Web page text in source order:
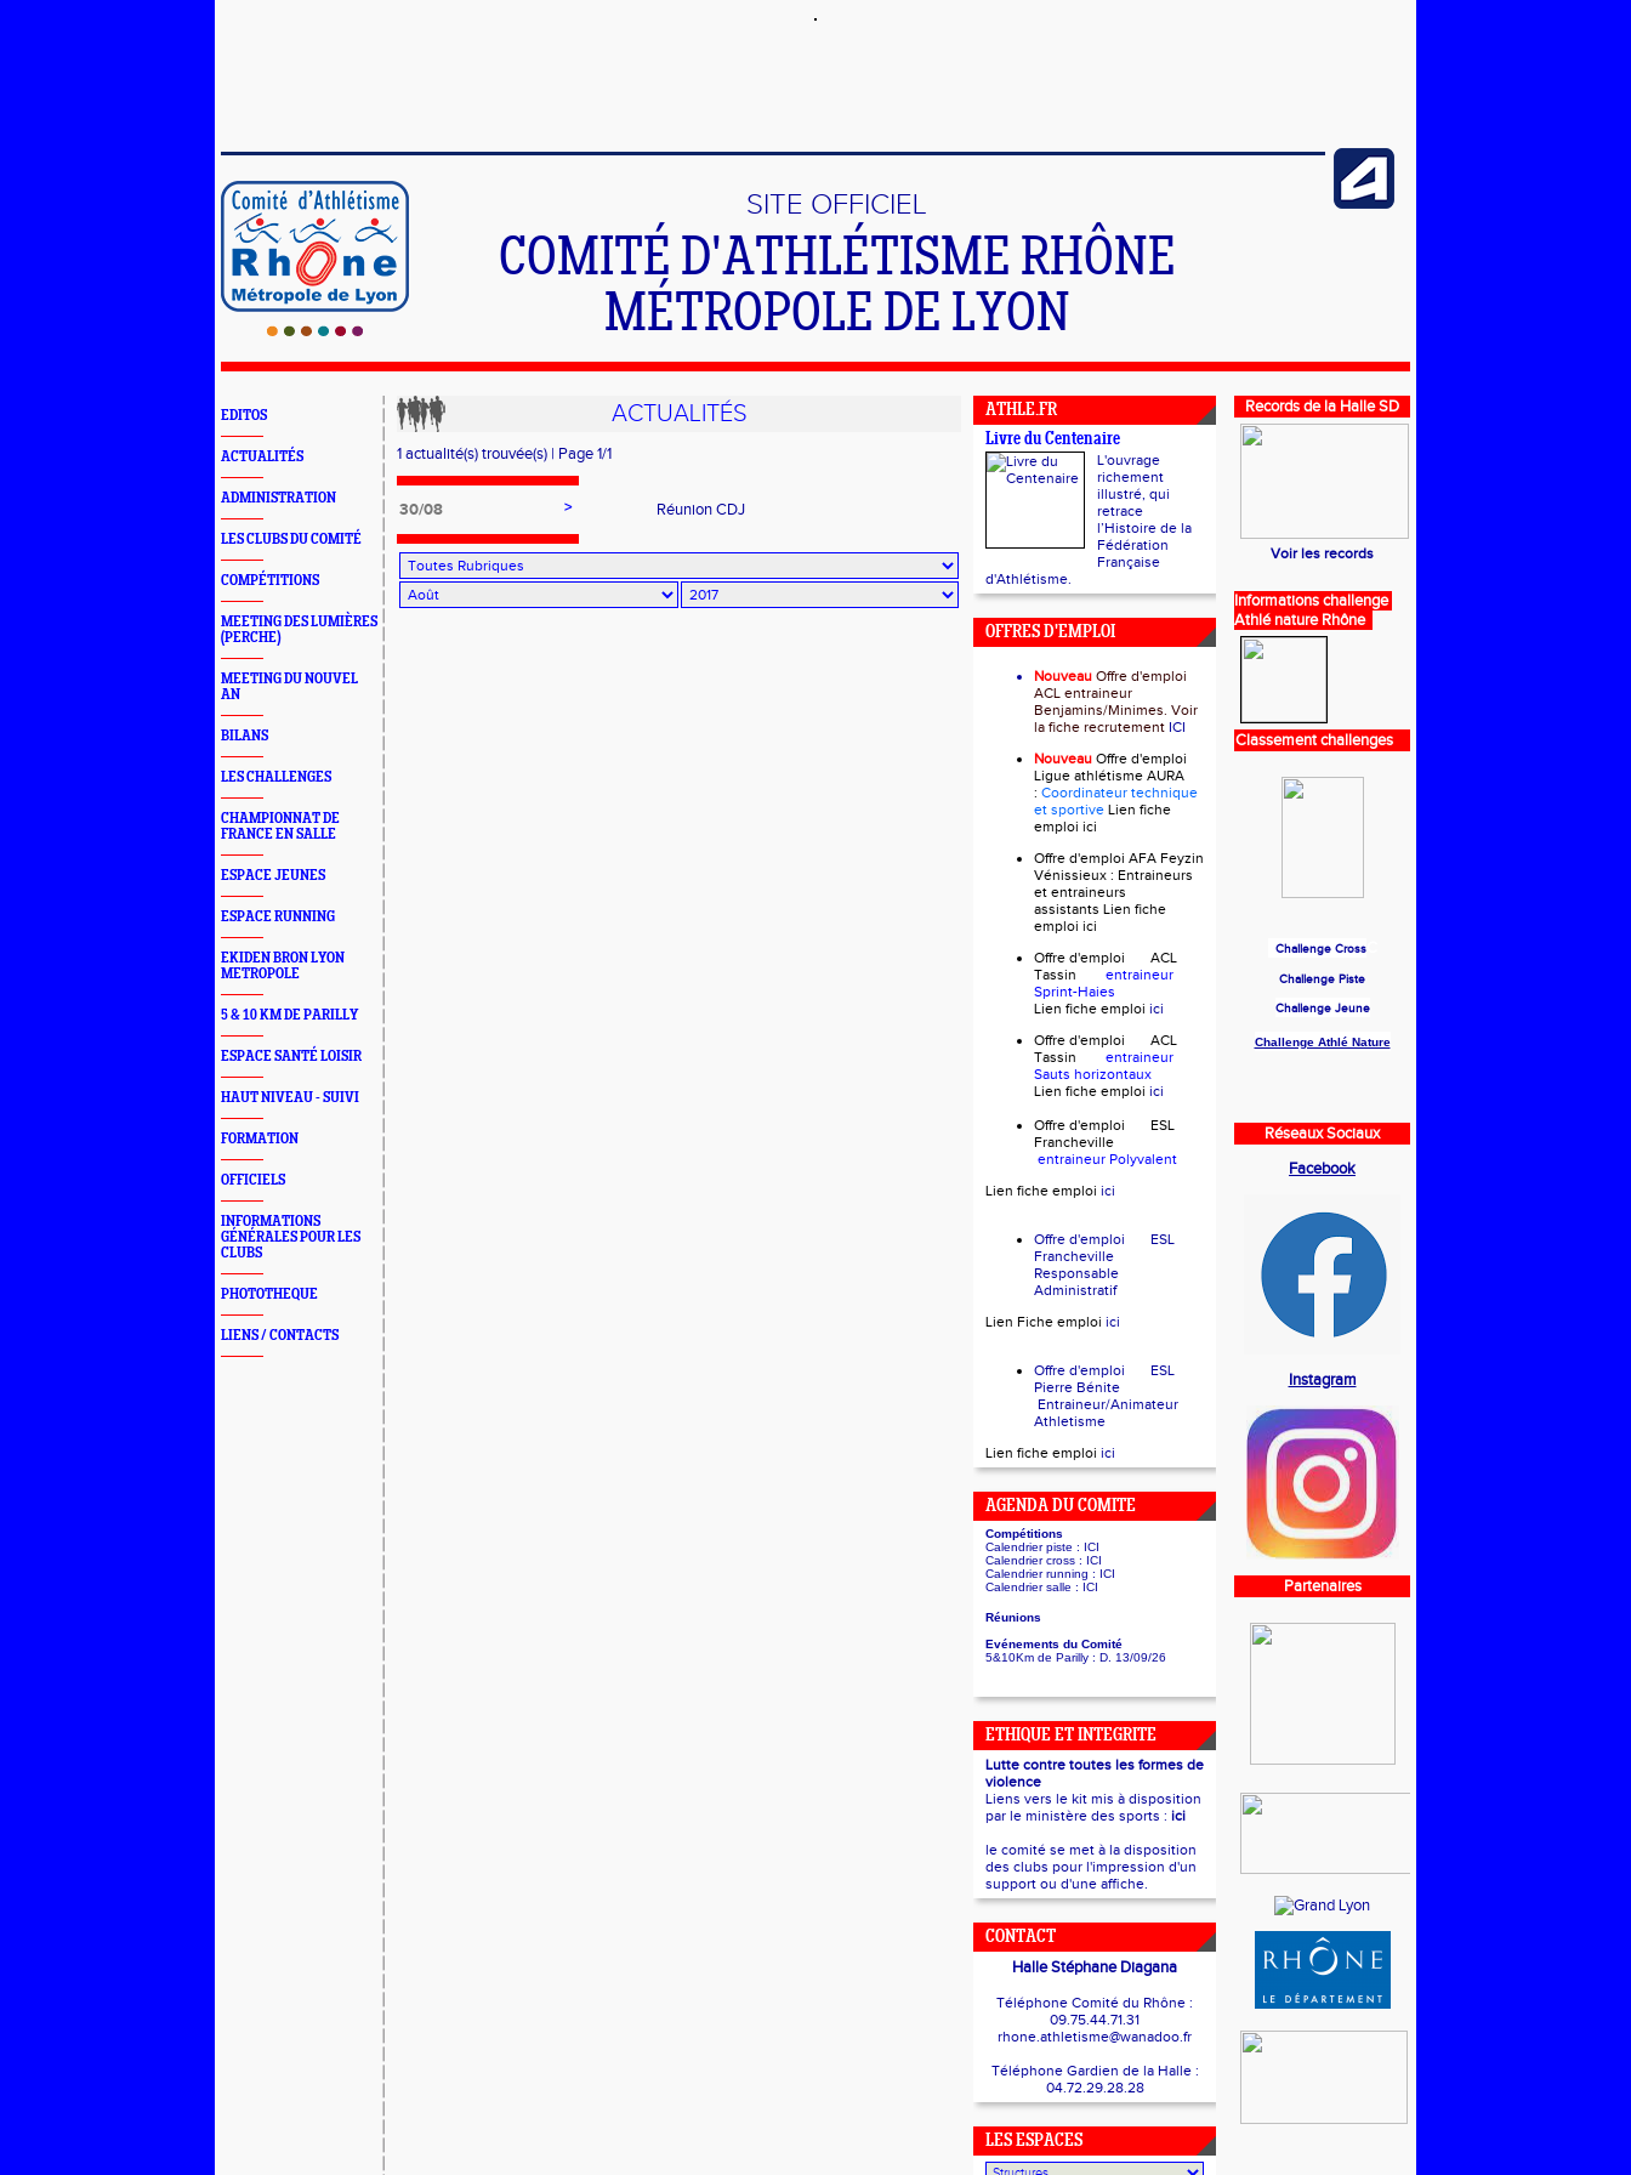
SITE OFFICIEL
COMITÉ D'ATHLÉTISME RHÔNE
MÉTROPOLE DE LYON
EDITOS
ACTUALITÉS
ADMINISTRATION
LES CLUBS DU COMITÉ
COMPÉTITIONS
MEETING DES LUMIÈRES
(PERCHE)
MEETING DU NOUVEL
AN
BILANS
LES CHALLENGES
CHAMPIONNAT DE
FRANCE EN SALLE
ESPACE JEUNES
ESPACE RUNNING
EKIDEN BRON LYON
METROPOLE
5 & 10 KM DE PARILLY
ESPACE SANTÉ LOISIR
HAUT NIVEAU - SUIVI
FORMATION
OFFICIELS
INFORMATIONS
GÉNÉRALES POUR LES
CLUBS
PHOTOTHEQUE
LIENS / CONTACTS
ACTUALITÉS
1 actualité(s) trouvée(s) | Page 1/1
30/08 > Réunion CDJ
ATHLE.FR
Livre du Centenaire
L'ouvrage
richement
illustré, qui
retrace
l’Histoire de la
Fédération
Française
d'Athlétisme.
OFFRES D'EMPLOI
Nouveau Offre d'emploi
ACL entraineur
Benjamins/Minimes. Voir
la fiche recrutement ICI
Nouveau Offre d'emploi
Ligue athlétisme AURA
: Coordinateur technique
et sportive Lien fiche
emploi ici
Offre d'emploi AFA Feyzin
Vénissieux : Entraineurs
et entraineurs
assistants Lien fiche
emploi ici
Offre d'emploi ACL
Tassin entraineur
Sprint-Haies
Lien fiche emploi ici
Offre d'emploi ACL
Tassin entraineur
Sauts horizontaux
Lien fiche emploi ici
Offre d'emploi ESL
Francheville
entraineur Polyvalent
Lien fiche emploi ici
Offre d'emploi ESL
Francheville
Responsable
Administratif
Lien Fiche emploi ici
Offre d'emploi ESL
Pierre Bénite
Entraineur/Animateur
Athletisme
Lien fiche emploi ici
AGENDA DU COMITE
Compétitions
Calendrier piste : ICI
Calendrier cross : ICI
Calendrier running : ICI
Calendrier salle : ICI
Réunions
Evénements du Comité
5&10Km de Parilly : D. 13/09/26
ETHIQUE ET INTEGRITE
Lutte contre toutes les formes de
violence
Liens vers le kit mis à disposition
par le ministère des sports : ici
le comité se met à la disposition
des clubs pour l'impression d'un
support ou d'une affiche.
CONTACT
Halle Stéphane Diagana
Téléphone Comité du Rhône :
09.75.44.71.31
rhone.athletisme@wanadoo.fr
Téléphone Gardien de la Halle :
04.72.29.28.28
LES ESPACES
Records de la Halle SD
Voir les records
Informations challenge
Athlé nature Rhône
Classement challenges
Challenge CrossC
Challenge Piste
Challenge Jeune
Challenge Athlé Nature
Réseaux Sociaux
Facebook
Instagram
Partenaires